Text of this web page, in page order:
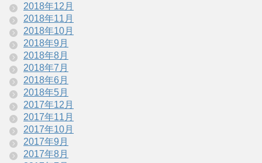
2018年12月
2018年11月
2018年10月
2018年9月
2018年8月
2018年7月
2018年6月
2018年5月
2017年12月
2017年11月
2017年10月
2017年9月
2017年8月